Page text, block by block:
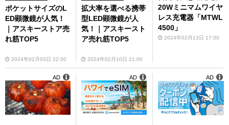
ポケットサイズのL
ED顕微鏡が人気！
｜アスキーストア売
れ筋TOP5
2024年02月03日 22:00
拡大率を選べる携帯
型LED顕微鏡が人
気！｜アスキースト
ア売れ筋TOP5
2024年02月10日 21:00
20Wミニマムワイヤ
レス充電器「MTWL
4500」
2024年02月13日 17:00
AD AD AD